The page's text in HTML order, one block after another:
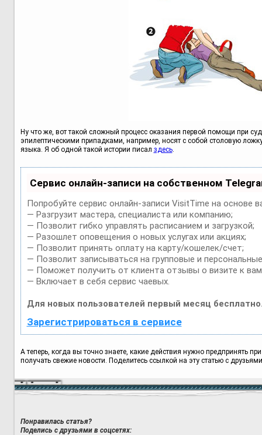
Ну что же, вот такой сложный процесс оказания первой помощи при
эпилептическими припадками, например, носят с собой столовую
языка. Я об одной такой истории писал здесь.
Сервис онлайн-записи на собственном
Попробуйте сервис онлайн-записи VisitTime на основе
— Разгрузит мастера, специалиста или компанию;
— Позволит гибко управлять расписанием и загрузкой;
— Разошлет оповещения о новых услугах или акциях;
— Позволит принять оплату на карту/кошелек/счет;
— Позволит записываться на групповые и
— Поможет получить от клиента отзывы о визите к
— Включает в себя сервис чаевых.
Для новых пользователей первый месяц
Зарегистрироваться в сервисе
А теперь, когда вы точно знаете, какие действия нужно предпринять
получать свежие новости. Поделитесь ссылкой на эту статью с
Понравилась статья?
Поделись с друзьями в соцсетях: